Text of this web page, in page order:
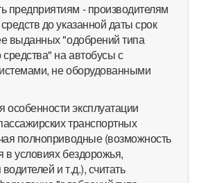
предприятиям - производителям
до указанной даты срок
выданных "одобрений типа
средства" на автобусы с
не оборудованными
особенности эксплуатации
транспортных
полноприводные (возможность
в условиях бездорожья,
и т.д.), считать